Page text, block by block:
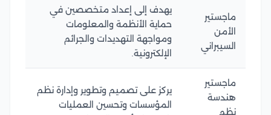
ماجستير
الأمن
السيبراني
يهدف إلى إعداد متخصصين في
حماية الأنظمة والمعلومات
ومواجهة التهديدات والجرائم
الإلكترونية.
ماجستير
هندسة
نظم
يركز على تصميم وتطوير وإدارة نظم
المؤسسات وتحسين العمليات